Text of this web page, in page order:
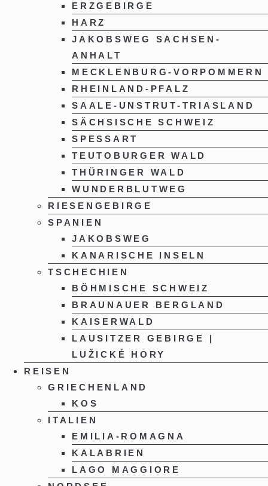
ERZGEBIRGE
HARZ
JAKOBSWEG SACHSEN-
ANHALT
MECKLENBURG-VORPOMMERN
RHEINLAND-PFALZ
SAALE-UNSTRUT-TRIASLAND
SÄCHSISCHE SCHWEIZ
SPESSART
TEUTOBURGER WALD
THÜRINGER WALD
WUNDERBLUTWEG
RIESENGEBIRGE
SPANIEN
JAKOBSWEG
KANARISCHE INSELN
TSCHECHIEN
BÖHMISCHE SCHWEIZ
BRAUNAUER BERGLAND
KAISERWALD
LAUSITZER GEBIRGE |
LUŽICKÉ HORY
REISEN
GRIECHENLAND
KOS
ITALIEN
EMILIA-ROMAGNA
KALABRIEN
LAGO MAGGIORE